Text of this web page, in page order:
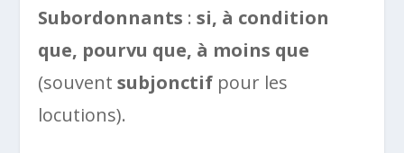
Subordonnants :si, à condition
que, pourvu que, à moins que
(souventsubjonctif pour les
locutions).